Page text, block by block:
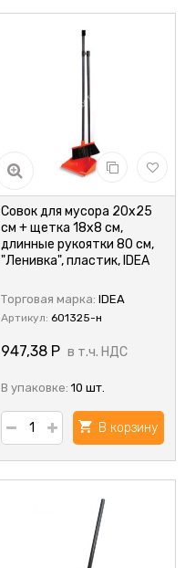
Совок для мусора 20х25
см + щетка 18х8 см,
длинные рукоятки 80 см,
"Ленивка", пластик, IDEA
Торговая марка: IDEA
Артикул: 601325-н
947,38 Р в т.ч. НДС
В упаковке: 10 шт.
В корзину